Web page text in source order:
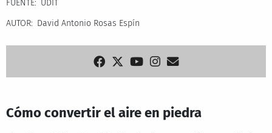
FUENTE
UDIT
AUTOR
David Antonio Rosas Espín
Cómo convertir el aire en piedra